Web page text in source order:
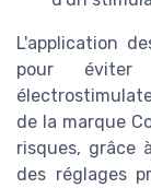
L'application
pour éviter
de la marque
risques, grâce
des réglages